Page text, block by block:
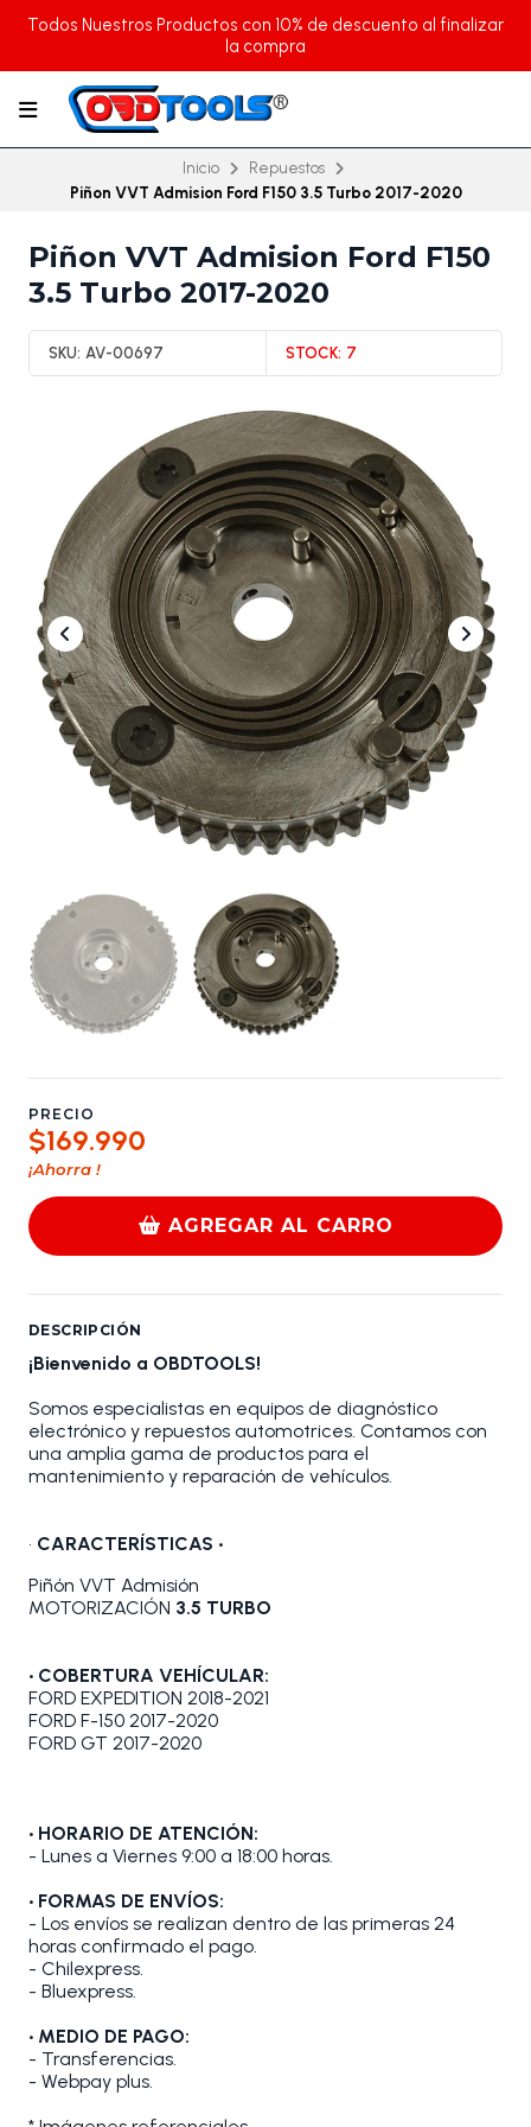
Todos Nuestros Productos con 10% de descuento al finalizar
la compra
Inicio
Repuestos
Piñon VVT Admision Ford F150 3.5 Turbo 2017-2020
Piñon VVT Admision Ford F150
3.5 Turbo 2017-2020
SKU: AV-00697 STOCK: 7
PRECIO
$169.990
¡Ahorra !
AGREGAR AL CARRO
DESCRIPCIÓN
¡Bienvenido a OBDTOOLS!
Somos especialistas en equipos de diagnóstico
electrónico y repuestos automotrices. Contamos con
una amplia gama de productos para el
mantenimiento y reparación de vehículos.
• CARACTERÍSTICAS •
Piñón VVT Admisión
MOTORIZACIÓN 3.5 TURBO
• COBERTURA VEHÍCULAR:
FORD EXPEDITION 2018-2021
FORD F-150 2017-2020
FORD GT 2017-2020
• HORARIO DE ATENCIÓN:
- Lunes a Viernes 9:00 a 18:00 horas.
• FORMAS DE ENVÍOS:
- Los envíos se realizan dentro de las primeras 24
horas confirmado el pago.
- Chilexpress.
- Bluexpress.
• MEDIO DE PAGO:
- Transferencias.
- Webpay plus.